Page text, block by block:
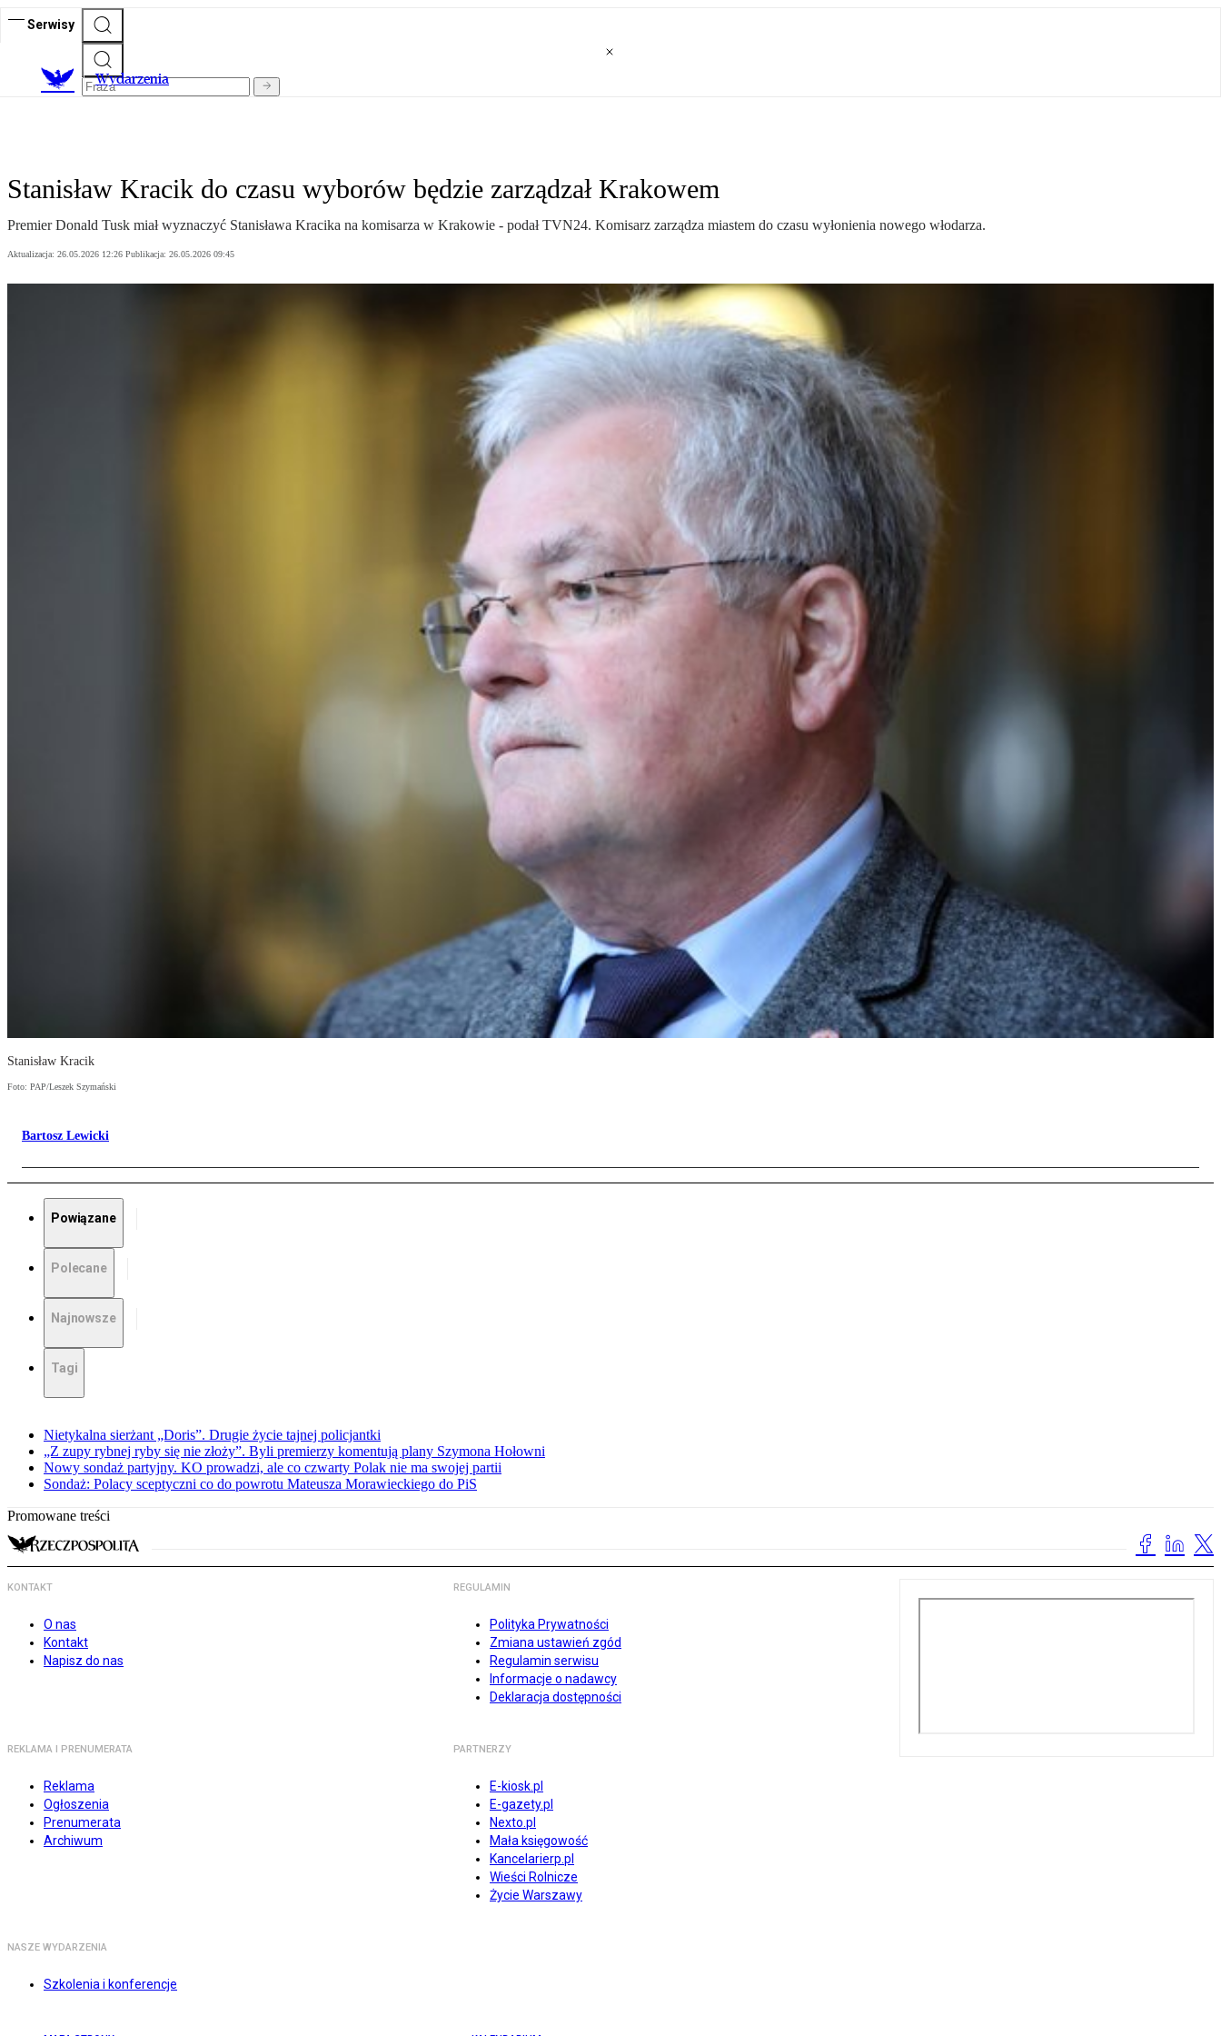
Serwisy
Wydarzenia
Stanisław Kracik do czasu wyborów będzie zarządzał Krakowem
Premier Donald Tusk miał wyznaczyć Stanisława Kracika na komisarza w Krakowie - podał TVN24. Komisarz zarządza miastem do czasu wyłonienia nowego włodarza.
Aktualizacja: 26.05.2026 12:26 Publikacja: 26.05.2026 09:45
Stanisław Kracik
Foto: PAP/Leszek Szymański
Bartosz Lewicki
Powiązane
Polecane
Najnowsze
Tagi
Nietykalna sierżant „Doris”. Drugie życie tajnej policjantki
„Z zupy rybnej ryby się nie złoży”. Byli premierzy komentują plany Szymona Hołowni
Nowy sondaż partyjny. KO prowadzi, ale co czwarty Polak nie ma swojej partii
Sondaż: Polacy sceptyczni co do powrotu Mateusza Morawieckiego do PiS
Promowane treści
KONTAKT
O nas
Kontakt
Napisz do nas
REGULAMIN
Polityka Prywatności
Zmiana ustawień zgód
Regulamin serwisu
Informacje o nadawcy
Deklaracja dostępności
REKLAMA I PRENUMERATA
Reklama
Ogłoszenia
Prenumerata
Archiwum
PARTNERZY
E-kiosk.pl
E-gazety.pl
Nexto.pl
Mała księgowość
Kancelarierp.pl
Wieści Rolnicze
Życie Warszawy
NASZE WYDARZENIA
Szkolenia i konferencje